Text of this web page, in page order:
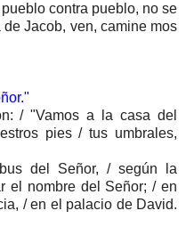
contra pueblo, no se
Jacob, ven, camine mos
/ "Vamos a la casa del
pies / tus umbrales,
del Señor, / según la
el nombre del Señor; / en
/ en el palacio de David.